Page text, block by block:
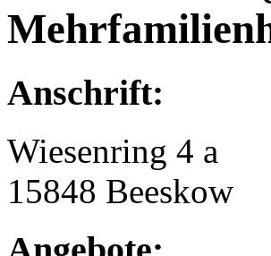
Anschrift:
Wiesenring 4 a
15848 Beeskow